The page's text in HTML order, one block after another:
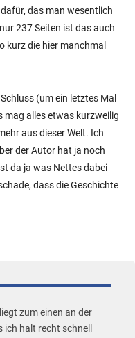
das man wesentlich
237 Seiten ist das auch
kurz die hier manchmal
(um ein letztes Mal
mag alles etwas kurzweilig
aus dieser Welt. Ich
der Autor hat ja noch
da ja was Nettes dabei
dass die Geschichte
zum einen an der
halt recht schnell